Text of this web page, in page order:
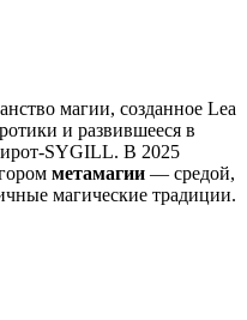
магии, созданное Lea
и развившееся в
SYGILL. В 2025
метамагии — средой,
магические традиции.